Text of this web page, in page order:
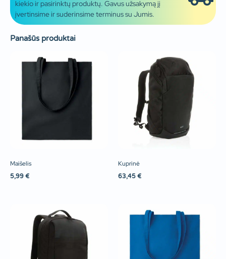
kiekio ir pasirinktų produktų. Gavus užsakymą jį
įvertinsime ir suderinsime terminus su Jumis.
Panašūs produktai
Maišelis
5,99 €
Kuprinė
63,45 €